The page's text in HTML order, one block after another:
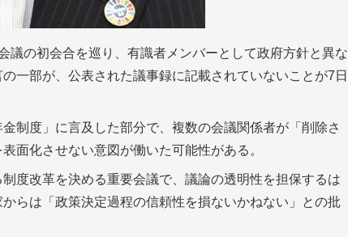
議の初会合を巡り、有識者メンバーとして政府方針と異な
一部が、公表された議事録に記載されていないことが7日
制度」に言及した部分で、複数の会議関係者が「削除さ
面化させない意図が働いた可能性がある。
度改革を決める重要会議で、議論の透明性を担保するは
らは「政策決定過程の信頼性を損ないかねない」との批